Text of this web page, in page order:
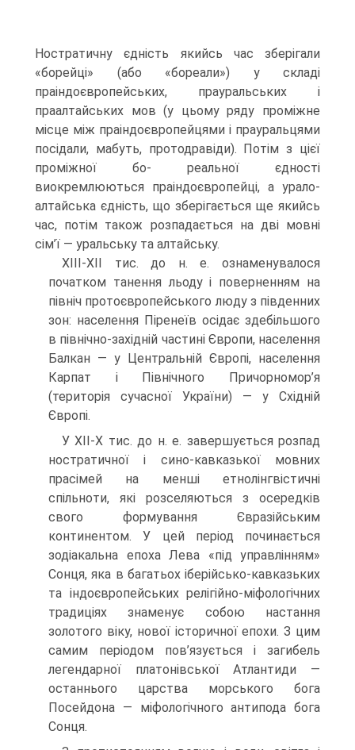
Ностратичну єдність якийсь час зберіга­ли
«борейці» (або «бореали») у складі
праіндоєвропейських, прауральських і
праалтайських мов (у цьому ряду проміжне
місце між праіндоєвропейцями і прауральцями
посідали, мабуть, протодравіди). Потім з цієї
проміжної бо- реальної єдності
виокремлюються праіндоєвропейці, а урало-
алтайська єдність, що зберігається ще якийсь
час, потім також розпадається на дві мовні
сім’ї — уральську та алтайську.
ХІІІ-ХІІ тис. до н. е. ознаменувалося
початком танення льоду і поверненням на
північ протоєвропейського люду з південних
зон: населення Піренеїв осідає здебільшого
в північно-західній частині Європи, населення
Балкан — у Централь­ній Європі, населення
Карпат і Північного Причорномор’я
(територія сучасної Ук­раїни) — у Східній
Європі.
У ХІІ-Х тис. до н. е. завершується розпад
ностратичної і сино-кавказької мовних
прасімей на менші етнолінгвістичні
спільноти, які розселяються з осеред­ків
свого формування Євразійським
континентом. У цей період починається
зодіакальна епоха Лева «під управлінням»
Сонця, яка в багатьох іберійсько-кав­казьких
та індоєвропейських релігійно-міфологічних
традиціях знаменує собою настання
золотого віку, нової історичної епохи. З цим
самим періодом пов’язується і загибель
легендарної платонівської Атлантиди —
останнього царства морського бога
Посейдона — міфологічного антипода бога
Сонця.